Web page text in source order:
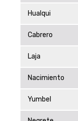
Hualqui
Cabrero
Laja
Nacimiento
Yumbel